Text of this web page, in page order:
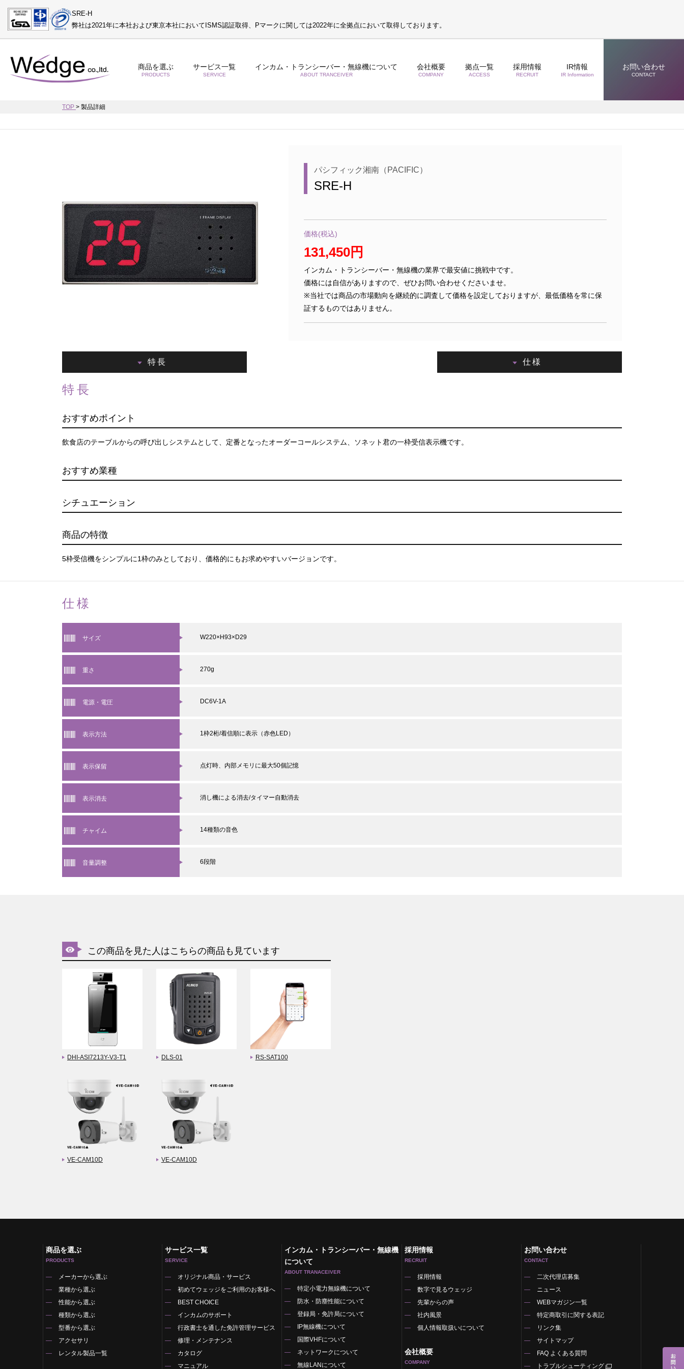
SRE-H
弊社は2021年に本社および東京本社においてISMS認証取得、Pマークに関しては2022年に全拠点において取得しております。
商品を選ぶ
PRODUCTS
サービス一覧
SERVICE
インカム・トランシーバー・無線機について
ABOUT TRANCEIVER
会社概要
COMPANY
拠点一覧
ACCESS
採用情報
RECRUIT
IR情報
IR Information
お問い合わせ
CONTACT
TOP > 製品詳細
パシフィック湘南（PACIFIC）
SRE-H
価格(税込)
131,450円
インカム・トランシーバー・無線機の業界で最安値に挑戦中です。
価格には自信がありますので、ぜひお問い合わせくださいませ。
※当社では商品の市場動向を継続的に調査して価格を設定しておりますが、最低価格を常に保
証するものではありません。
特長 仕様
特長
おすすめポイント
飲食店のテーブルからの呼び出しシステムとして、定番となったオーダーコールシステム、ソネット君の一枠受信表示機です。
おすすめ業種
シチュエーション
商品の特徴
5枠受信機をシンプルに1枠のみとしており、価格的にもお求めやすいバージョンです。
仕様
サイズ W220×H93×D29
重さ 270g
電源・電圧 DC6V-1A
表示方法 1枠2桁/着信順に表示（赤色LED）
表示保留 点灯時、内部メモリに最大50個記憶
表示消去 消し機による消去/タイマー自動消去
チャイム 14種類の音色
音量調整 6段階
この商品を見た人はこちらの商品も見ています
DHI-ASI7213Y-V3-T1 DLS-01 RS-SAT100
VE-CAM10D VE-CAM10D
商品を選ぶ
PRODUCTS
メーカーから選ぶ
業種から選ぶ
性能から選ぶ
種類から選ぶ
型番から選ぶ
アクセサリ
レンタル製品一覧
サービス一覧
SERVICE
オリジナル商品・サービス
初めてウェッジをご利用のお客様へ
BEST CHOICE
インカムのサポート
行政書士を通した免許管理サービス
修理・メンテナンス
カタログ
マニュアル
インカム・トランシーバー・無線機
について
ABOUT TRANACEIVER
特定小電力無線機について
防水・防塵性能について
登録局・免許局について
IP無線機について
国際VHFについて
ネットワークについて
無線LANについて
採用情報
RECRUIT
採用情報
数字で見るウェッジ
先輩からの声
社内風景
個人情報取扱いについて
会社概要
COMPANY
お問い合わせ
CONTACT
二次代理店募集
ニュース
WEBマガジン一覧
特定商取引に関する表記
リンク集
サイトマップ
FAQ よくある質問
トラブルシューティング